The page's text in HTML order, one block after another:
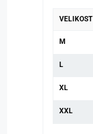
VELIKOST
M
L
XL
XXL